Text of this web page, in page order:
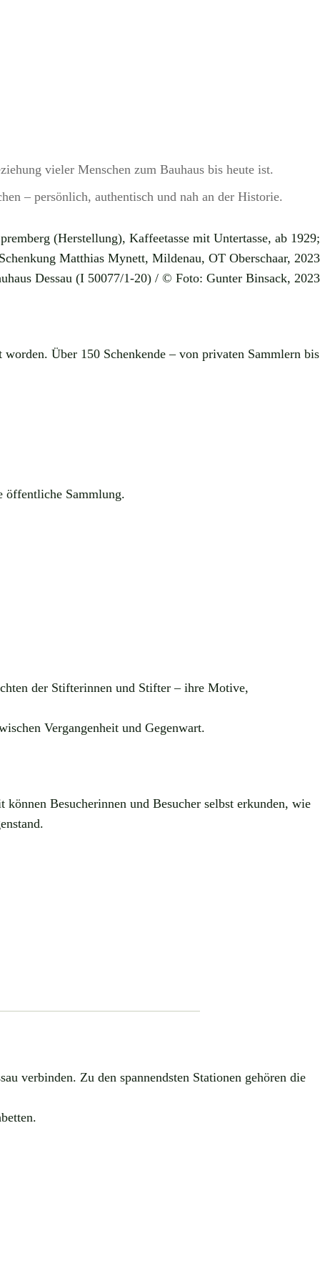
vieler Menschen zum Bauhaus bis heute ist.
– persönlich, authentisch und nah an der Historie.
(Herstellung), Kaffeetasse mit Untertasse, ab 1929;
Schenkung Matthias Mynett, Mildenau, OT Oberschaar, 2023
Dessau (I 50077/1-20) / © Foto: Gunter Binsack, 2023
Über 150 Schenkende – von privaten Sammlern bis
öffentliche Sammlung.
der Stifterinnen und Stifter – ihre Motive,
Vergangenheit und Gegenwart.
Besucherinnen und Besucher selbst erkunden, wie
verbinden. Zu den spannendsten Stationen gehören die